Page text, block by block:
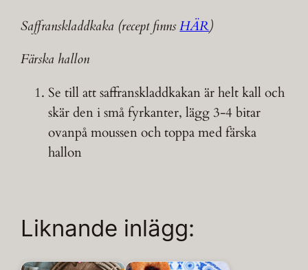
Saffranskladdkaka (recept finnsHÄR)
Färska hallon
Se till att saffranskladdkakan är helt kall och
skär den i små fyrkanter, lägg 3-4 bitar
ovanpå moussen och toppa med färska
hallon
Liknande inlägg: